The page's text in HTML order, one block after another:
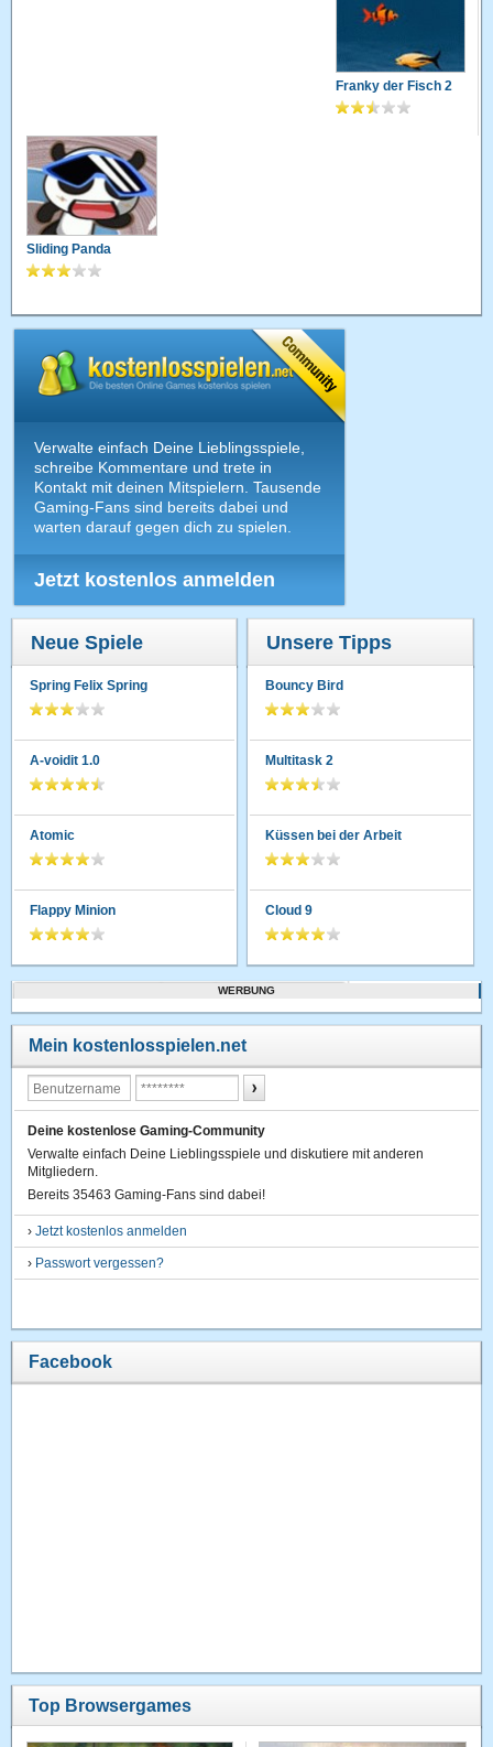
Franky der Fisch 2
Sliding Panda
Verwalte einfach Deine Lieblingsspiele,
schreibe Kommentare und trete in
Kontakt mit deinen Mitspielern. Tausende
Gaming-Fans sind bereits dabei und
warten darauf gegen dich zu spielen.
Jetzt kostenlos anmelden
Neue Spiele
Spring Felix Spring
A-voidit 1.0
Atomic
Flappy Minion
Unsere Tipps
Bouncy Bird
Multitask 2
Küssen bei der Arbeit
Cloud 9
WERBUNG
Mein kostenlosspielen.net
Deine kostenlose Gaming-Community
Verwalte einfach Deine Lieblingsspiele und diskutiere mit anderen
Mitgliedern.
Bereits 35463 Gaming-Fans sind dabei!
›Jetzt kostenlos anmelden
› Passwort vergessen?
Facebook
Top Browsergames